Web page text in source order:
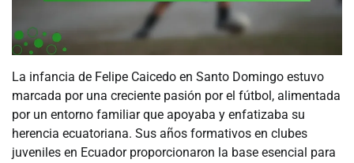
La infancia de Felipe Caicedo en Santo Domingo estuvo
marcada por una creciente pasión por el fútbol, alimentada
por un entorno familiar que apoyaba y enfatizaba su
herencia ecuatoriana. Sus años formativos en clubes
juveniles en Ecuador proporcionaron la base esencial para